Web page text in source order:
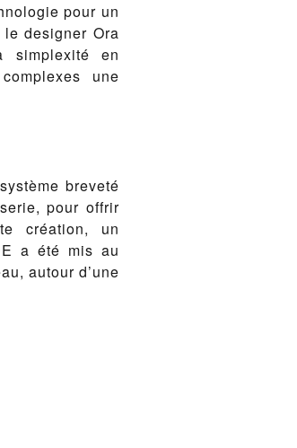
pour un
designer Ora
simplexité en
une
breveté
pour offrir
création, un
a été mis au
autour d’une